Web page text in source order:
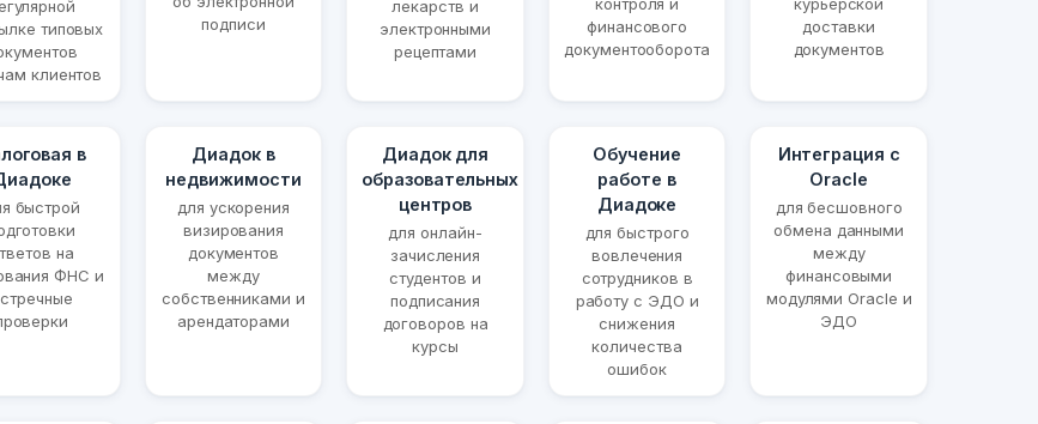
типовых
клиентов
подписи
лекарств и
электронными
рецептами
финансового
документооборота
доставки
документов
в
быстрой
на
ФНС и
Диадок в
недвижимости
для ускорения
визирования
документов
между
собственниками и
арендаторами
Диадок для
образовательных
центров
для онлайн-
зачисления
студентов и
подписания
договоров на
курсы
Обучение
работе в
Диадоке
для быстрого
вовлечения
сотрудников в
работу с ЭДО и
снижения
количества
ошибок
Интеграция с
Oracle
для бесшовного
обмена данными
между
финансовыми
модулями Oracle и
ЭДО